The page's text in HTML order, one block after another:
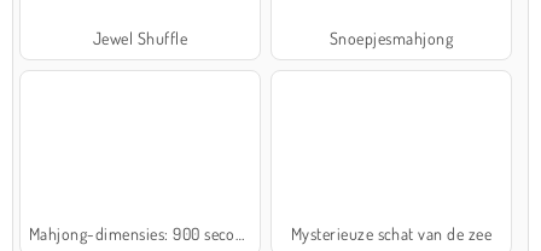
Jewel Shuffle Snoepjesmahjong
Mysterieuze schat van de zee